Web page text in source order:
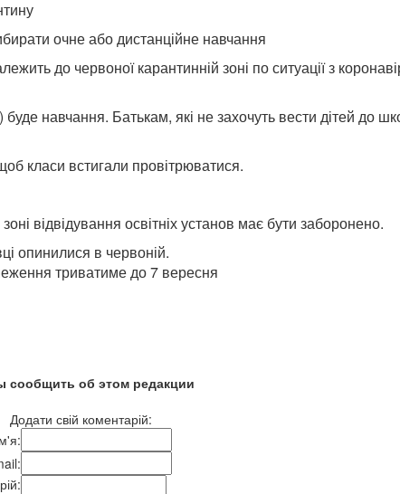
очне або дистанційне навчання
до червоної карантинній зоні по ситуації з
навчання. Батькам, які не захочуть вести дітей до
класи встигали провітрюватися.
відвідування освітніх установ має бути заборонено.
опинилися в червоній.
триватиме до 7 вересня
сообщить об этом редакции
Додати свій коментарій: